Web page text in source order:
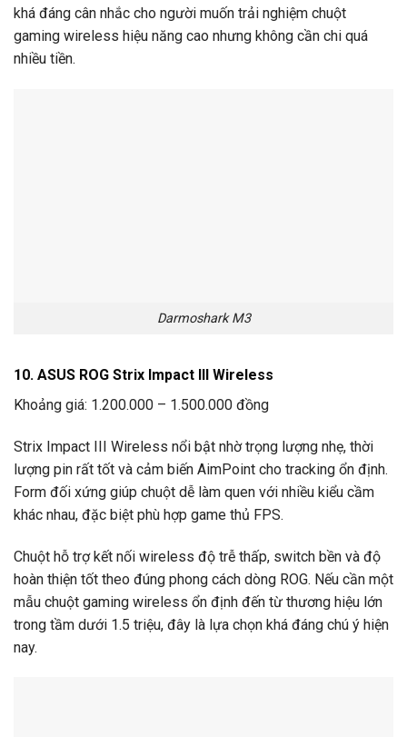
khá đáng cân nhắc cho người muốn trải nghiệm chuột
gaming wireless hiệu năng cao nhưng không cần chi quá
nhiều tiền.
Darmoshark M3
10. ASUS ROG Strix Impact III Wireless
Khoảng giá: 1.200.000 – 1.500.000 đồng
Strix Impact III Wireless nổi bật nhờ trọng lượng nhẹ, thời
lượng pin rất tốt và cảm biến AimPoint cho tracking ổn định.
Form đối xứng giúp chuột dễ làm quen với nhiều kiểu cầm
khác nhau, đặc biệt phù hợp game thủ FPS.
Chuột hỗ trợ kết nối wireless độ trễ thấp, switch bền và độ
hoàn thiện tốt theo đúng phong cách dòng ROG. Nếu cần một
mẫu chuột gaming wireless ổn định đến từ thương hiệu lớn
trong tầm dưới 1.5 triệu, đây là lựa chọn khá đáng chú ý hiện
nay.